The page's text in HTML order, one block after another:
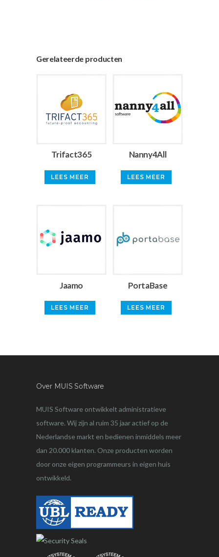
Gerelateerde producten
Trifact365
LEES MEER
Nanny4All
LEES MEER
Jaamo
LEES MEER
PortaBase
LEES MEER
Over MUIS Software
MUIS Software ontwikkelt administratieve
software. Wij zijn al ruim 35 jaar actief op de
Nederlandse markt en bedienen inmiddels meer
dan 20.000 klanten. Onze producten worden
door onze eigen programmeurs in eigen huis
ontwikkeld.